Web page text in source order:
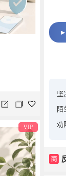
►
坚
陌
劝
商
VIP